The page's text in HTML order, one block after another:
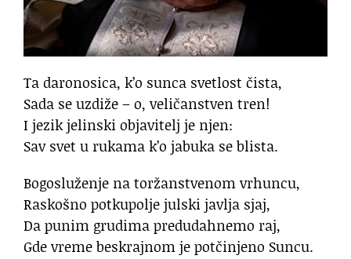
Ta daronosica, k’o sunca svetlost čista,
Sada se uzdiže – o, veličanstven tren!
I jezik jelinski objavitelj je njen:
Sav svet u rukama k’o jabuka se blista.
Bogosluženje na toržanstvenom vrhuncu,
Raskošno potkupolje julski javlja sjaj,
Da punim grudima predudahnemo raj,
Gde vreme beskrajnom je potčinjeno Suncu.